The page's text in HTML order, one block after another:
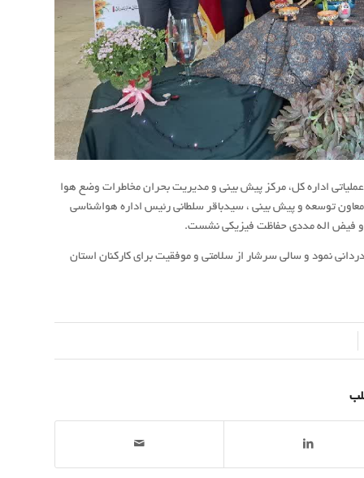
اداره کل، مرکز پیش بینی و مدیریت بحران مخاطرات وضع هوا
توسعه و پیش بینی ، سیدباقر سلطانی رئیس اداره هواشناسی
و فیض اله مددی حفاظت فیزیکی نشست.
نمود و سالی سرشار از سلامتی و موفقیت برای کارکنان استان